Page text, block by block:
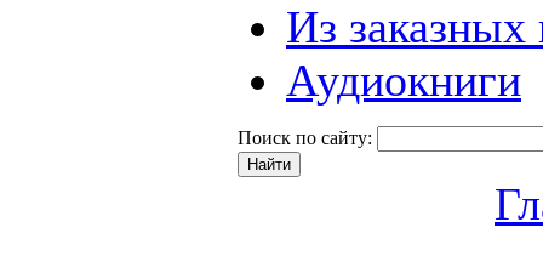
Из заказных
Аудиокниги
Поиск по сайту: